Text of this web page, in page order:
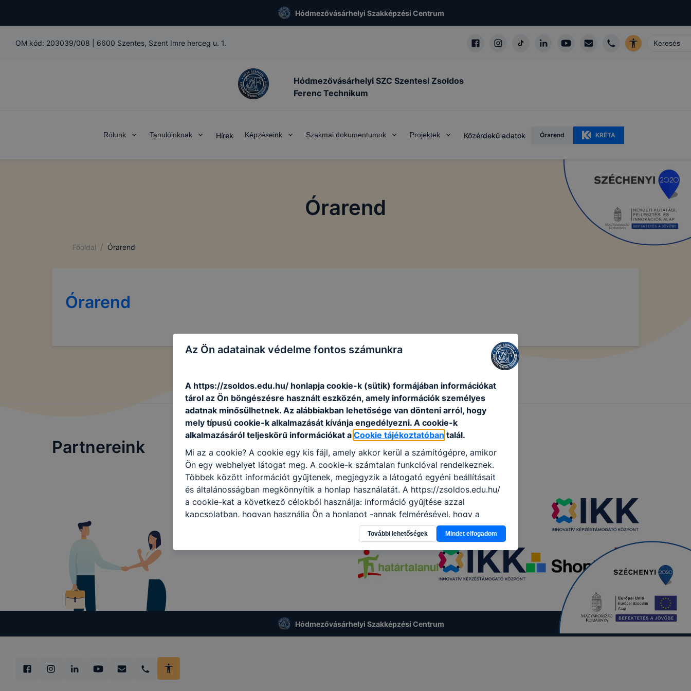
Hódmezővásárhelyi Szakképzési Centrum
OM kód: 203039/008 6600 Szentes, Szent Imre herceg u. 1.
Hódmezővásárhelyi SZC Szentesi Zsoldos
Ferenc Technikum
Rólunk Tanulóinknak Hírek Képzéseink Szakmai dokumentumok Projektek Közérdekű adatok Órarend KRÉTA
Órarend
Főoldal / Órarend
Órarend
Partnereink
Hódmezővásárhelyi Szakképzési Centrum
Az Ön adatainak védelme fontos számunkra
A https://zsoldos.edu.hu/ honlapja cookie-k (sütik) formájában információkat
tárol az Ön böngészésre használt eszközén, amely információk személyes
adatnak minősülhetnek. Az alábbiakban lehetősége van dönteni arról, hogy
mely típusú cookie-k alkalmazását kívánja engedélyezni. A cookie-k
alkalmazásáról teljeskörű információkat a Cookie tájékoztatóban talál.
Mi az a cookie? A cookie egy kis fájl, amely akkor kerül a számítógépre, amikor
Ön egy webhelyet látogat meg. A cookie-k számtalan funkcióval rendelkeznek.
Többek között információt gyűjtenek, megjegyzik a látogató egyéni beállításait
és általánosságban megkönnyítik a honlap használatát. A https://zsoldos.edu.hu/
a cookie-kat a következő célokból használja: információ gyűjtése azzal
kapcsolatban, hogyan használja Ön a honlapot -annak felmérésével, hogy a
honlap melyik részeit látogatja, vagy használja leginkább, így megtudhatjuk,
hogyan biztosítsunk Önnek még jobb felhasználói élményt, ha ismét meglátogatja
oldalunkat, honlap fejlesztése. Hogyan ellenőrizheti és hogyan tudja kikapcsolni a
cookie-kat? Minden modern böngésző engedélyezi a cookie-k beállításának a
változtatását. A legtöbb böngésző alapértelmezettként automatikusan elfogadja
megkönnyítése vagy lehetővé tétele, a cookie-k alkalmazásának
megakadályozása vagy törlése által előfordulhat, hogy felhasználóink nem
lesznek képesek honlapunk funkcióinak teljes körű használatára, vagy a honlap a
További lehetőségek Mindet elfogadom